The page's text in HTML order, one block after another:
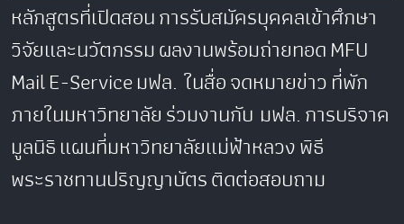
หลักสูตรที่เปิดสอนการรับสมัครบุคคลเข้าศึกษา
วิจัยและนวัตกรรมผลงานพร้อมถ่ายทอดMFU
MailE-Serviceมฟล. ในสื่อจดหมายข่าวที่พัก
ภายในมหาวิทยาลัยร่วมงานกับ มฟล.การบริจาค
มูลนิธิแผนที่มหาวิทยาลัยแม่ฟ้าหลวงพิธี
พระราชทานปริญญาบัตรติดต่อสอบถาม